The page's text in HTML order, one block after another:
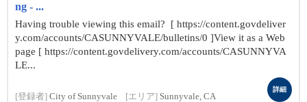
ng - ...
Having trouble viewing this email? [ https://content.govdeliver
y.com/accounts/CASUNNYVALE/bulletins/0 ]View it as a Web
page [ https://content.govdelivery.com/accounts/CASUNNYVA
LE...
[登録者] City of Sunnyvale [エリア] Sunnyvale, CA
詳細